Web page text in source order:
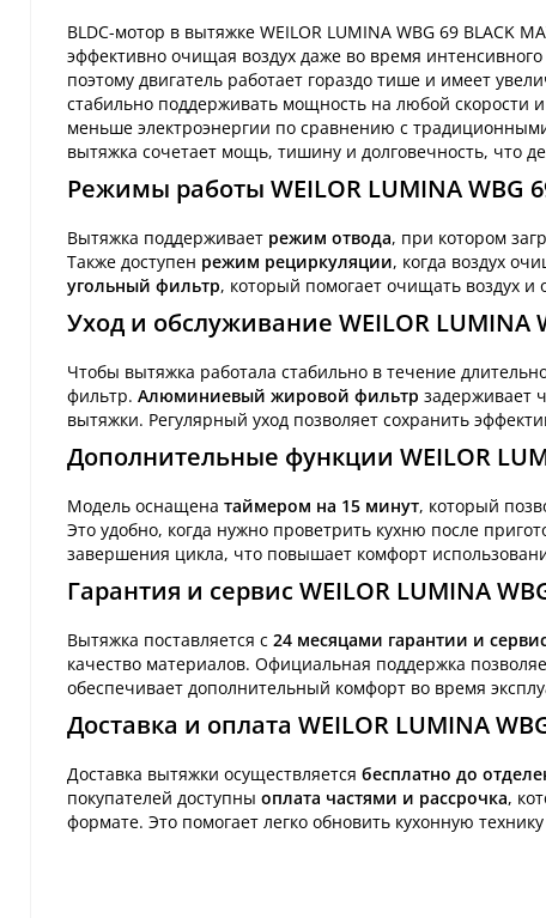
BLDC-мотор в вытяжке WEILOR LUMINA WBG 69 BLACK
эффективно очищая воздух даже во время
поэтому двигатель работает гораздо тише и имеет
стабильно поддерживать мощность на любой скорости
меньше электроэнергии по сравнению с
вытяжка сочетает мощь, тишину и долговечность, что
Режимы работы WEILOR LUMINA WBG
Вытяжка поддерживает режим отвода, при котором
Также доступен режим рециркуляции, когда воздух
угольный фильтр, который помогает очищать воздух
Уход и обслуживание WEILOR LUMINA
Чтобы вытяжка работала стабильно в течение
фильтр. Алюминиевый жировой фильтр задерживает
вытяжки. Регулярный уход позволяет сохранить
Дополнительные функции WEILOR
Модель оснащена таймером на 15 минут, который
Это удобно, когда нужно проветрить кухню после
завершения цикла, что повышает комфорт
Гарантия и сервис WEILOR LUMINA
Вытяжка поставляется с 24 месяцами гарантии и
качество материалов. Официальная поддержка
обеспечивает дополнительный комфорт во время
Доставка и оплата WEILOR LUMINA
Доставка вытяжки осуществляется бесплатно до
покупателей доступны оплата частями и рассрочка,
формате. Это помогает легко обновить кухонную